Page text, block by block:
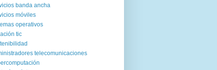
banda ancha
móviles
operativos
tic
telecomunicaciones